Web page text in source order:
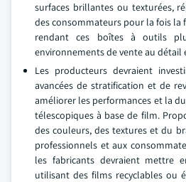
surfaces brillantes ou texturées,
des consommateurs pour la fois
rendant ces boîtes à outils
environnements de vente au détail
Les producteurs devraient
avancées de stratification et de
améliorer les performances et la
télescopiques à base de film.
des couleurs, des textures et du
professionnels et aux
les fabricants devraient mettre
utilisant des films recyclables ou